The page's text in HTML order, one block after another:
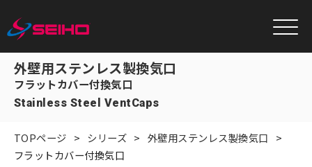
外壁用ステンレス製換気口
フラットカバー付換気口
Stainless Steel VentCaps
TOPページ シリーズ
外壁用ステンレス製換気口
フラットカバー付換気口